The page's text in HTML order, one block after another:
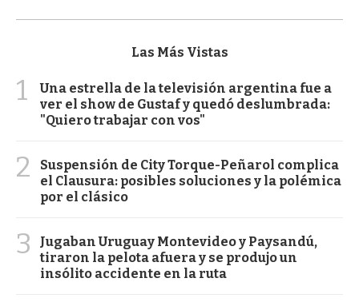
Las Más Vistas
1
Una estrella de la televisión argentina fue a
ver el show de Gustaf y quedó deslumbrada:
"Quiero trabajar con vos"
2
Suspensión de City Torque-Peñarol complica
el Clausura: posibles soluciones y la polémica
por el clásico
3
Jugaban Uruguay Montevideo y Paysandú,
tiraron la pelota afuera y se produjo un
insólito accidente en la ruta